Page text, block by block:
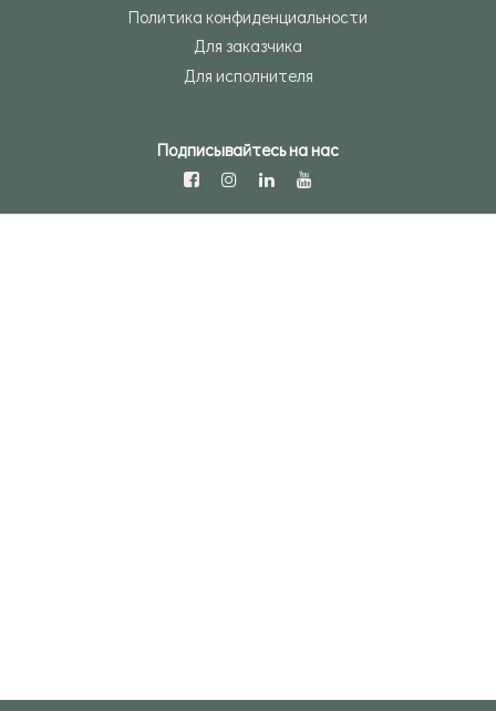
Политика конфиденциальности
Для заказчика
Для исполнителя
Подписывайтесь на нас